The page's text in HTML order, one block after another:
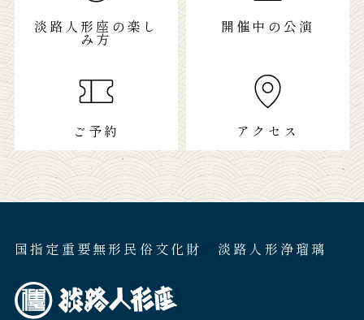
淡路人形座の楽し
み方
開催中の公演
ご予約 アクセス
国指定重要無形民俗文化財 淡路人形浄瑠璃